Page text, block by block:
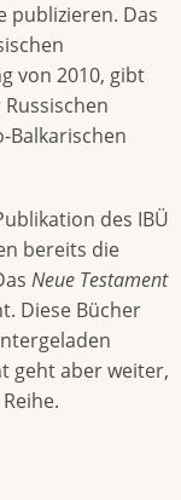
publizieren. Das
von 2010, gibt
Balkarischen
des IBÜ
bereits die
Neue Testament
Diese Bücher
geht aber weiter,